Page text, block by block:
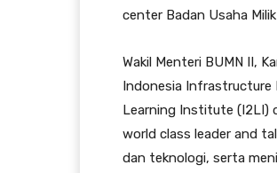
center Badan Usaha Milik
Wakil Menteri BUMN II,
Indonesia Infrastructure
Learning Institute (I2LI)
world class leader and
dan teknologi, serta